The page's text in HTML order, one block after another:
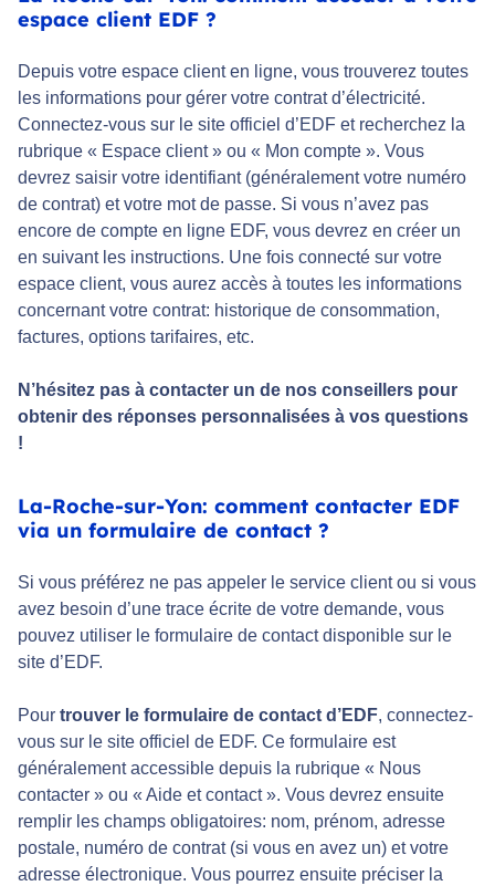
espace client EDF ?
Depuis votre espace client en ligne, vous trouverez toutes
les informations pour gérer votre contrat d’électricité.
Connectez-vous sur le site officiel d’EDF et recherchez la
rubrique « Espace client » ou « Mon compte ». Vous
devrez saisir votre identifiant (généralement votre numéro
de contrat) et votre mot de passe. Si vous n’avez pas
encore de compte en ligne EDF, vous devrez en créer un
en suivant les instructions. Une fois connecté sur votre
espace client, vous aurez accès à toutes les informations
concernant votre contrat: historique de consommation,
factures, options tarifaires, etc.
N’hésitez pas à contacter un de nos conseillers pour
obtenir des réponses personnalisées à vos questions
!
La-Roche-sur-Yon: comment contacter EDF
via un formulaire de contact ?
Si vous préférez ne pas appeler le service client ou si vous
avez besoin d’une trace écrite de votre demande, vous
pouvez utiliser le formulaire de contact disponible sur le
site d’EDF.
Pour trouver le formulaire de contact d’EDF, connectez-
vous sur le site officiel de EDF. Ce formulaire est
généralement accessible depuis la rubrique « Nous
contacter » ou « Aide et contact ». Vous devrez ensuite
remplir les champs obligatoires: nom, prénom, adresse
postale, numéro de contrat (si vous en avez un) et votre
adresse électronique. Vous pourrez ensuite préciser la